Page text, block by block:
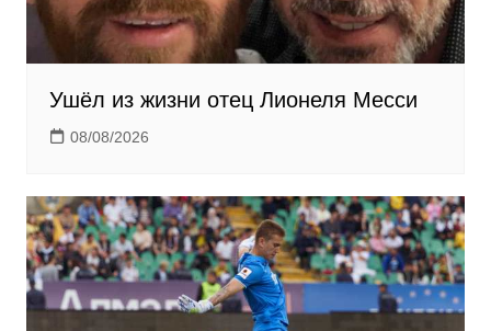
Ушёл из жизни отец Лионеля Месси
08/08/2026